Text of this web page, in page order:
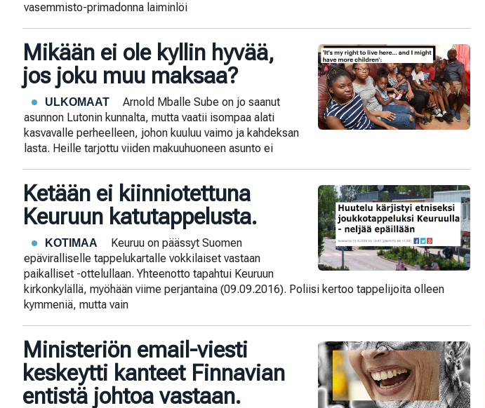
vasemmisto-primadonna laiminlöi
Mikään ei ole kyllin hyvää,
jos joku muu maksaa?
ULKOMAAT
Arnold Mballe Sube on jo saanut
asunnon Lutonin kunnalta, mutta vaatii isompaa alati
kasvavalle perheelleen, johon kuuluu vaimo ja kahdeksan
lasta. Heille tarjottu viiden makuuhuoneen asunto ei
Ketään ei kiinniotettuna
Keuruun katutappelusta.
KOTIMAA
Keuruu on päässyt Suomen
epäviralliselle tappelukartalle vokkilaiset vastaan
paikalliset -ottelullaan. Yhteenotto tapahtui Keuruun
kirkonkylällä, myöhään viime perjantaina (09.09.2016). Poliisi kertoo tappelijoita olleen
kymmeniä, mutta vain
Ministeriön email-viesti
keskeytti kanteet Finnavian
entistä johtoa vastaan.